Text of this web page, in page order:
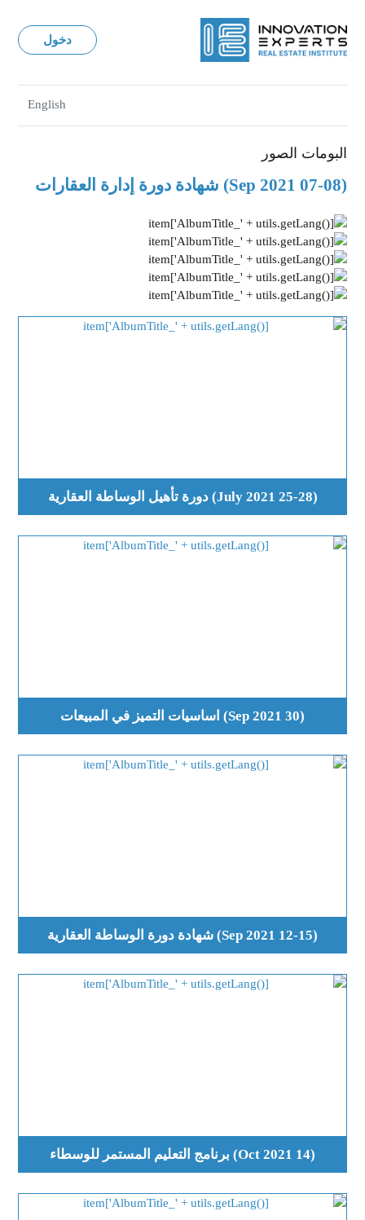
دخول
English
البومات الصور
(07-08 Sep 2021) شهادة دورة إدارة العقارات
(25-28 July 2021) دورة تأهيل الوساطة العقارية
(30 Sep 2021) اساسيات التميز في المبيعات
(12-15 Sep 2021) شهادة دورة الوساطة العقارية
(14 Oct 2021) برنامج التعليم المستمر للوسطاء